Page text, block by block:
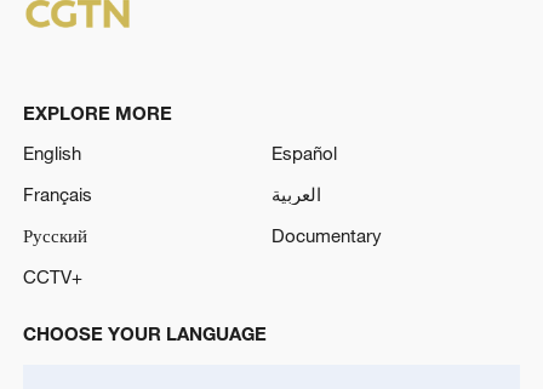
EXPLORE MORE
English
Español
Français
العربية
Русский
Documentary
CCTV+
CHOOSE YOUR LANGUAGE